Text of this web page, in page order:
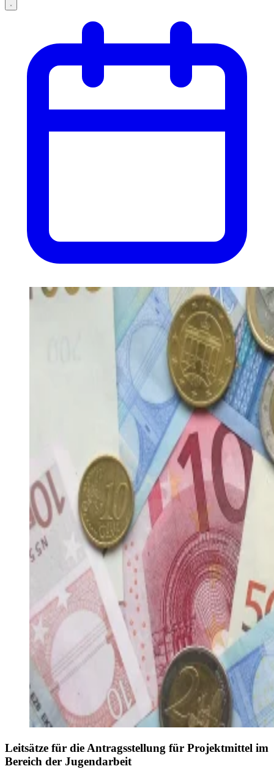
Leitsätze für die Antragsstellung für Projektmittel im
Bereich der Jugendarbeit